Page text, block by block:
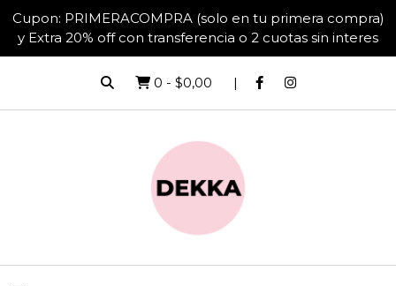
Cupon: PRIMERACOMPRA (solo en tu primera compra)
y Extra 20% off con transferencia o 2 cuotas sin interes
0 - $0,00